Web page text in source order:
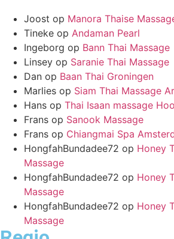
Joost op Manora Thaise
Tineke op Andaman Pearl
Ingeborg op Bann Thai Massage
Linsey op Saranie Thai Massage
Dan op Baan Thai Groningen
Marlies op Siam Thai Massage
Hans op Thai Isaan massage
Frans op Sanook Massage
Frans op Chiangmai Spa
HongfahBundadee72 op Honey
Massage
HongfahBundadee72 op Honey
Massage
HongfahBundadee72 op Honey
Massage